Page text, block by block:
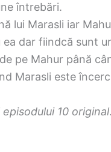
întrebări.
lui Marasli iar
dar fiindcă sunt
pe Mahur până
Marasli este
10 original.